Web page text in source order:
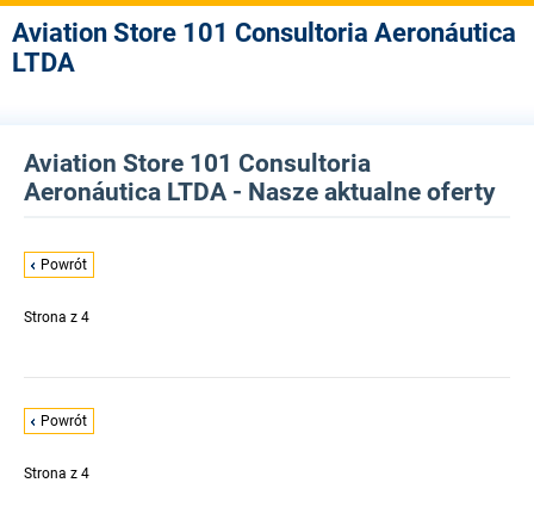
Aviation Store 101 Consultoria Aeronáutica
LTDA
Aviation Store 101 Consultoria
Aeronáutica LTDA - Nasze aktualne oferty
Powrót
Strona z 4
Powrót
Strona z 4